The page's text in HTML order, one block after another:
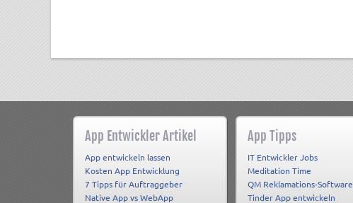
App Entwickler Artikel
App entwickeln lassen
Kosten App Entwicklung
7 Tipps für Auftraggeber
Native App vs WebApp
App Tipps
IT Entwickler Jobs
Meditation Time
QM Reklamations-Software
Tinder App entwickeln